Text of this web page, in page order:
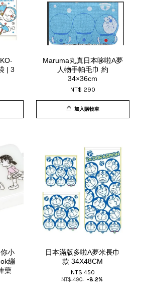
| 3
Maruma丸真日本哆啦A夢
人物手帕毛巾 約
34×36cm
NT$ 290
加入購物車
小
繃
藥
日本滿版多啦A夢米長巾
款 34X48CM
NT$ 450
NT$ 490 -8.2%